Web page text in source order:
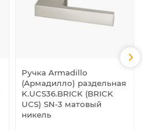
Ручка Armadillo
(Армадилло) раздельная
K.UCS36.BRICK (BRICK
UCS) SN-3 матовый
никель